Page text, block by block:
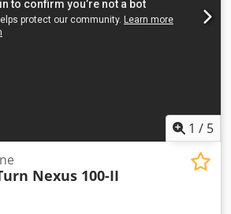
h Einschaltstunden: 42.782 h
Achsen: 3 Steuerungsmodell:
1 / 5
Nexus 100-II